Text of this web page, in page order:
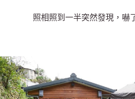
照相照到一半突然發現，嚇